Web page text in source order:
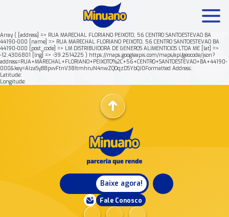
Array ( [address] => RUA MARECHAL FLORIANO PEIXOTO, 56 CENTRO SANTOESTEVAO BA
44190-000 [name] => RUA MARECHAL FLORIANO PEIXOTO, 56 CENTRO SANTOESTEVAO BA
44190-000 [post_code] => LM DISTRIBUIDORA DE GENEROS ALIMENTICIOS LTDA ME [lat] =>
-12.4306801 [lng] => -39.2514225 ) https://maps.googleapis.com/maps/api/geocode/json?
address=RUA+MARECHAL+FLORIANO+PEIXOTO%2C+56+CENTRO+SANTOESTEVAO+BA+44190-
000&key=AIzaSyB8pvvFtnV38ItmhruN4nwZQOqzDSYbQJ0Formatted Address:
Latitude:
Longitude:
Baixe agora!
Fale Conosco
Mais buscados: Produtos Minuano Rende +
Nossa história